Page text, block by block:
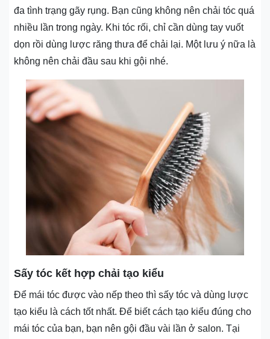
đa tình trạng gãy rụng. Bạn cũng không nên chải tóc quá
nhiều lần trong ngày. Khi tóc rối, chỉ cần dùng tay vuốt
dọn rồi dùng lược răng thưa để chải lại. Một lưu ý nữa là
không nên chải đầu sau khi gội nhé.
Sấy tóc kết hợp chải tạo kiểu
Để mái tóc được vào nếp theo thì sấy tóc và dùng lược
tạo kiểu là cách tốt nhất. Để biết cách tạo kiểu đúng cho
mái tóc của bạn, bạn nên gội đầu vài lần ở salon. Tại